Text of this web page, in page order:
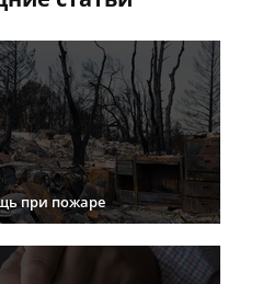
при пожаре